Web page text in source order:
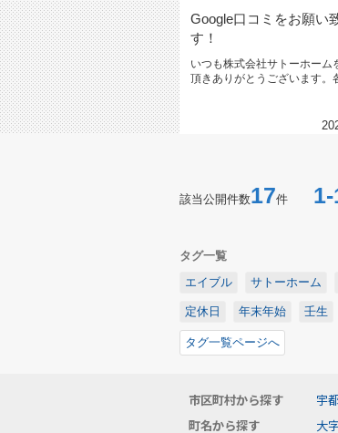
Google口コミをお願い
す！
いつも株式会社サトーホーム
頂きありがとうございます。
該当公開件数17件 1-
タグ一覧
エイブル
サトーホーム
定休日 年末年始 壬生
タグ一覧ページへ
市区町村から探す 宇
町名から探す
大